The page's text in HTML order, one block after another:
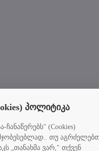
პოლიტიკა
ჩანაწერებს" (Cookies)
თუ
„თანახმა ვარ," თქვენ